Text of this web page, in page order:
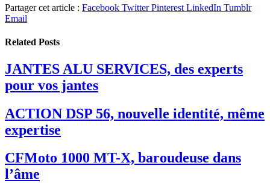
Partager cet article : Facebook Twitter Pinterest LinkedIn Tumblr
Email
Related Posts
JANTES ALU SERVICES, des experts
pour vos jantes
ACTION DSP 56, nouvelle identité, même
expertise
CFMoto 1000 MT-X, baroudeuse dans
l’âme